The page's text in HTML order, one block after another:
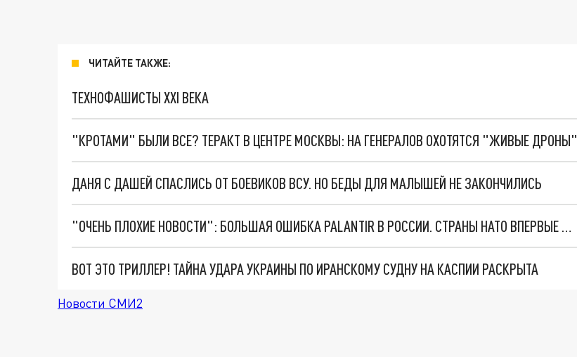
ЧИТАЙТЕ ТАКЖЕ:
ТЕХНОФАШИСТЫ XXI ВЕКА
"КРОТАМИ" БЫЛИ ВСЕ? ТЕРАКТ В ЦЕНТРЕ МОСКВЫ: НА ГЕНЕРАЛОВ ОХОТЯТСЯ "ЖИВЫЕ ДРОНЫ"
ДАНЯ С ДАШЕЙ СПАСЛИСЬ ОТ БОЕВИКОВ ВСУ. НО БЕДЫ ДЛЯ МАЛЫШЕЙ НЕ ЗАКОНЧИЛИСЬ
"ОЧЕНЬ ПЛОХИЕ НОВОСТИ": БОЛЬШАЯ ОШИБКА PALANTIR В РОССИИ. СТРАНЫ НАТО ВПЕРВЫЕ ЗА СВО ОСТАНОВИЛИ ПОСТАВКИ ОРУЖИЯ. ВСУ ТЕРЯЮТ ПРИГРАНИЧЬЕ?
ВОТ ЭТО ТРИЛЛЕР! ТАЙНА УДАРА УКРАИНЫ ПО ИРАНСКОМУ СУДНУ НА КАСПИИ РАСКРЫТА
Новости СМИ2